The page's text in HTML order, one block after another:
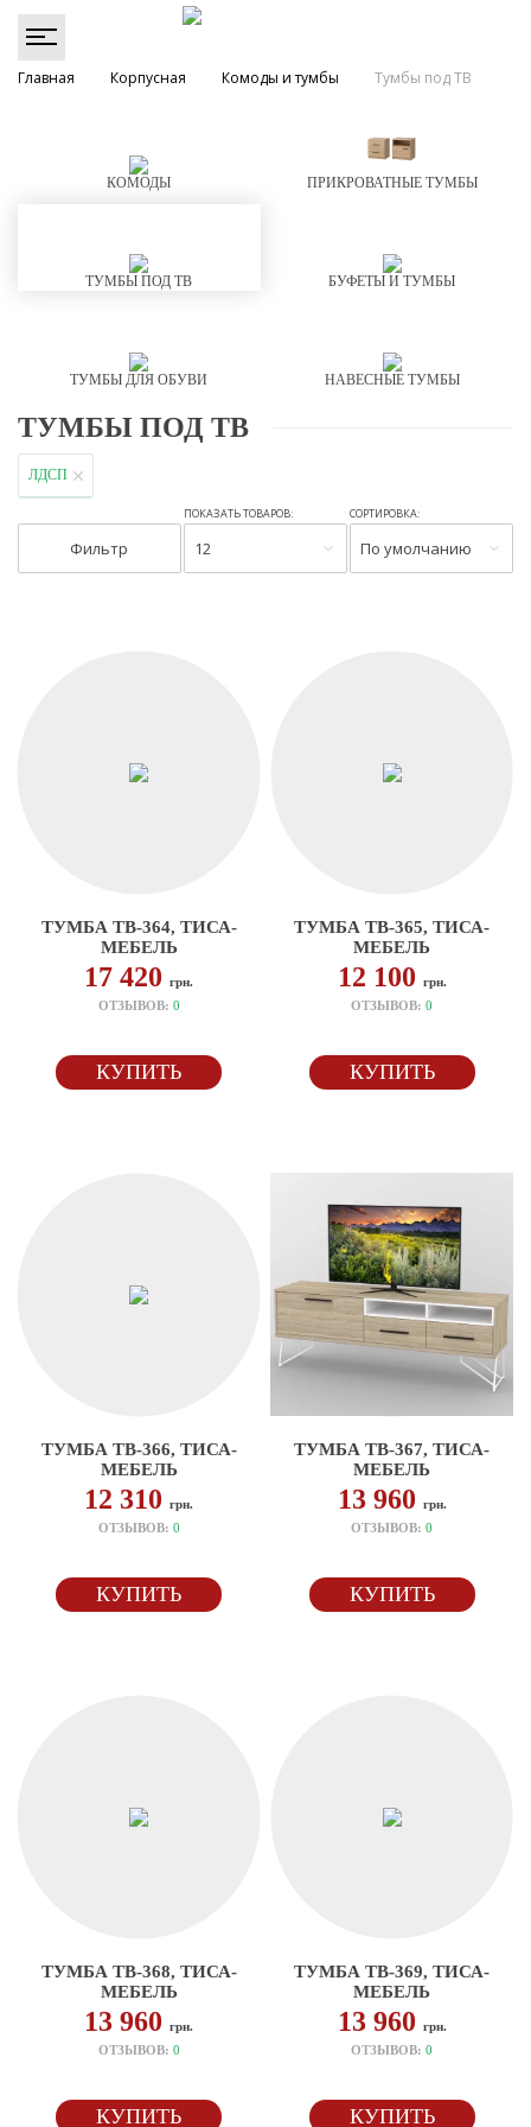
Главная Корпусная Комоды и тумбы Тумбы под ТВ
КОМОДЫ ПРИКРОВАТНЫЕ ТУМБЫ
ТУМБЫ ПОД ТВ БУФЕТЫ И ТУМБЫ
ТУМБЫ ДЛЯ ОБУВИ НАВЕСНЫЕ ТУМБЫ
ТУМБЫ ПОД ТВ
ЛДСП
Фильтр
ПОКАЗАТЬ ТОВАРОВ:
12
СОРТИРОВКА:
По умолчанию
ТУМБА ТВ-364, ТИСА-
МЕБЕЛЬ
17 420грн.
ОТЗЫВОВ: 0
КУПИТЬ
ТУМБА ТВ-365, ТИСА-
МЕБЕЛЬ
12 100 грн.
ОТЗЫВОВ:0
КУПИТЬ
ТУМБА ТВ-366, ТИСА-
МЕБЕЛЬ
12 310грн.
ОТЗЫВОВ: 0
КУПИТЬ
ТУМБА ТВ-367, ТИСА-
МЕБЕЛЬ
13 960 грн.
ОТЗЫВОВ:0
КУПИТЬ
ТУМБА ТВ-368, ТИСА-
МЕБЕЛЬ
13 960грн.
ОТЗЫВОВ: 0
КУПИТЬ
ТУМБА ТВ-369, ТИСА-
МЕБЕЛЬ
13 960 грн.
ОТЗЫВОВ:0
КУПИТЬ